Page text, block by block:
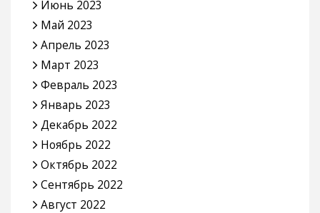
Июнь 2023
Май 2023
Апрель 2023
Март 2023
Февраль 2023
Январь 2023
Декабрь 2022
Ноябрь 2022
Октябрь 2022
Сентябрь 2022
Август 2022